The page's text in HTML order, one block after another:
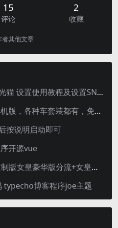
15
评论
2
收藏
者其他文章
VSOL V2802RH 2.5g光猫 设置使用教程及设置SN教程-附带稳定固件使用手册等
[端游] QQ飞车端游单机版，各种车套装都有，免虚拟机
按说明启动即可
开源vue
云盘下载生化危机4重制版女皇豪华版分流+女皇学习补丁+修改器 解压即玩【阿里云盘】
typecho博客程序joe主题